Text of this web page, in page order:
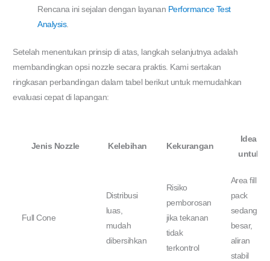
Rencana ini sejalan dengan layanan Performance Test
Analysis.
Setelah menentukan prinsip di atas, langkah selanjutnya adalah
membandingkan opsi nozzle secara praktis. Kami sertakan
ringkasan perbandingan dalam tabel berikut untuk memudahkan
evaluasi cepat di lapangan:
Jenis Nozzle Kelebihan Kekurangan
Ideal
untuk
Full Cone
Distribusi
luas,
mudah
dibersihkan
Risiko
pemborosan
jika tekanan
tidak
terkontrol
Area fill
pack
sedang–
besar,
aliran
stabil